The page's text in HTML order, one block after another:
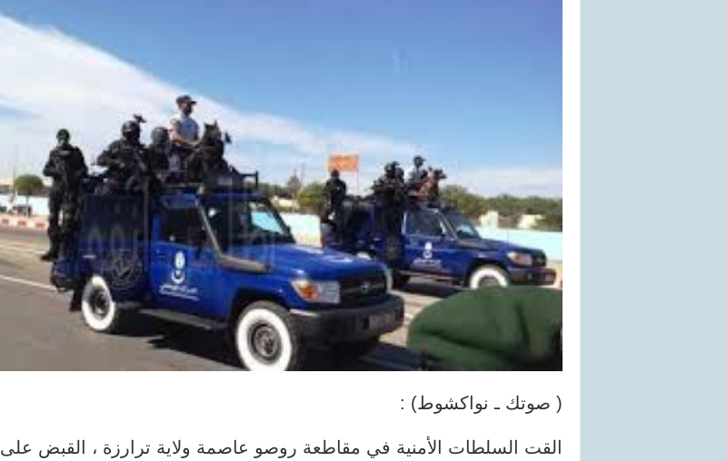
( صوتك ـ نواكشوط) :
القت السلطات الأمنية في مقاطعة روصو عاصمة ولاية ترارزة ، القبض على